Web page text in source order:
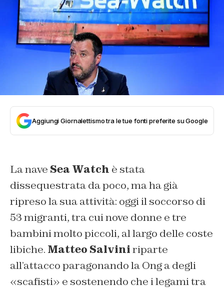
Aggiungi Giornalettismo tra le tue fonti preferite su Google
La nave Sea Watch è stata
dissequestrata da poco, ma ha già
ripreso la sua attività: oggi il soccorso di
53 migranti, tra cui nove donne e tre
bambini molto piccoli, al largo delle coste
libiche. Matteo Salviniriparte
all’attacco paragonando la Ong a degli
«scafisti» e sostenendo che i legami tra